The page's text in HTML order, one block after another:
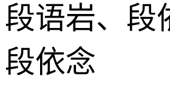
段语岩、段
段依念